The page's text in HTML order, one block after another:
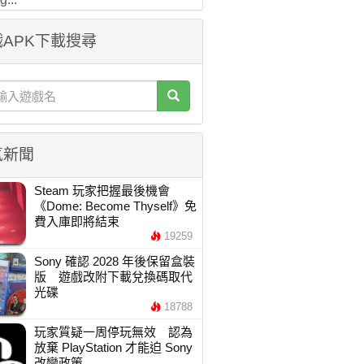
下載搜尋
聞
Steam 玩家把握最後機會
《Dome: Become Thyself》免
費入庫即將結束
19259
Sony 確認 2028 年後保留盒裝
版 遊戲改附下載兌換碼取代
光碟
18788
玩家質疑一周停玩無效 認為
放棄 PlayStation 才能迫 Sony